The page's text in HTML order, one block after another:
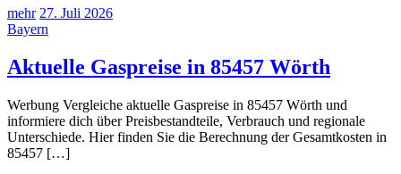
mehr 27. Juli 2026
Bayern
Aktuelle Gaspreise in 85457 Wörth
Werbung Vergleiche aktuelle Gaspreise in 85457 Wörth und
informiere dich über Preisbestandteile, Verbrauch und regionale
Unterschiede. Hier finden Sie die Berechnung der Gesamtkosten in
85457 […]